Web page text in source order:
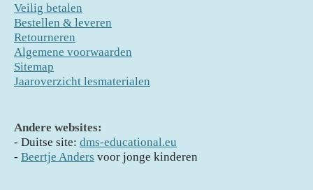
Veilig betalen
Bestellen & leveren
Retourneren
Algemene voorwaarden
Sitemap
Jaaroverzicht lesmaterialen
Andere websites:
- Duitse site: dms-educational.eu
- Beertje Anders voor jonge kinderen